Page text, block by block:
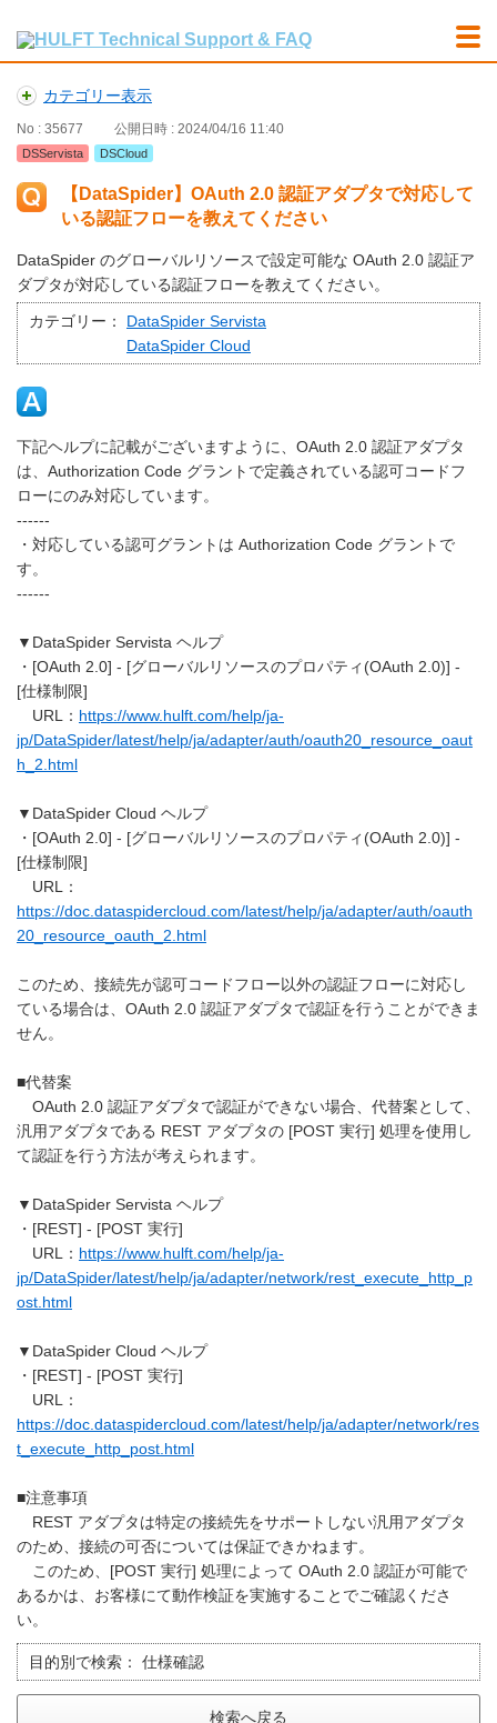
カテゴリー表示
No : 35677 公開日時 : 2024/04/16 11:40
DSServista DSCloud
【DataSpider】OAuth 2.0 認証アダプタで対応して
いる認証フローを教えてください
DataSpider のグローバルリソースで設定可能な OAuth 2.0 認証ア
ダプタが対応している認証フローを教えてください。
カテゴリー：
DataSpider Servista
DataSpider Cloud
下記ヘルプに記載がございますように、OAuth 2.0 認証アダプタ
は、Authorization Code グラントで定義されている認可コードフ
ローにのみ対応しています。
------
・対応している認可グラントは Authorization Code グラントで
す。
------
▼DataSpider Servista ヘルプ
・[OAuth 2.0] - [グローバルリソースのプロパティ(OAuth 2.0)] -
[仕様制限]
URL： https://www.hulft.com/help/ja-
jp/DataSpider/latest/help/ja/adapter/auth/oauth20_resource_oaut
h_2.html
▼DataSpider Cloud ヘルプ
・[OAuth 2.0] - [グローバルリソースのプロパティ(OAuth 2.0)] -
[仕様制限]
URL：
https://doc.dataspidercloud.com/latest/help/ja/adapter/auth/oauth
20_resource_oauth_2.html
このため、接続先が認可コードフロー以外の認証フローに対応し
ている場合は、OAuth 2.0 認証アダプタで認証を行うことができま
せん。
■代替案
OAuth 2.0 認証アダプタで認証ができない場合、代替案として、
汎用アダプタである REST アダプタの [POST 実行] 処理を使用し
て認証を行う方法が考えられます。
▼DataSpider Servista ヘルプ
・[REST] - [POST 実行]
URL： https://www.hulft.com/help/ja-
jp/DataSpider/latest/help/ja/adapter/network/rest_execute_http_p
ost.html
▼DataSpider Cloud ヘルプ
・[REST] - [POST 実行]
URL：
https://doc.dataspidercloud.com/latest/help/ja/adapter/network/res
t_execute_http_post.html
■注意事項
REST アダプタは特定の接続先をサポートしない汎用アダプタ
のため、接続の可否については保証できかねます。
このため、[POST 実行] 処理によって OAuth 2.0 認証が可能で
あるかは、お客様にて動作検証を実施することでご確認くださ
い。
目的別で検索： 仕様確認
検索へ戻る